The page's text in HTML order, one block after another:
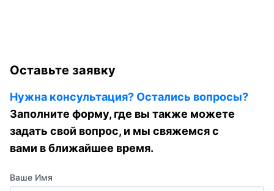
Оставьте заявку
Нужна консультация? Остались вопросы?
Заполните форму, где вы также можете
задать свой вопрос, и мы свяжемся с
вами в ближайшее время.
Ваше Имя